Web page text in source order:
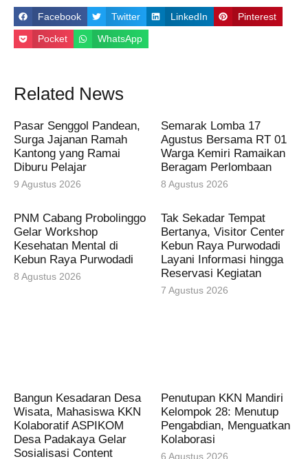
Facebook Twitter LinkedIn Pinterest
Pocket WhatsApp
Related News
Pasar Senggol Pandean,
Surga Jajanan Ramah
Kantong yang Ramai
Diburu Pelajar
9 Agustus 2026
Semarak Lomba 17
Agustus Bersama RT 01
Warga Kemiri Ramaikan
Beragam Perlombaan
8 Agustus 2026
PNM Cabang Probolinggo
Gelar Workshop
Kesehatan Mental di
Kebun Raya Purwodadi
8 Agustus 2026
Tak Sekadar Tempat
Bertanya, Visitor Center
Kebun Raya Purwodadi
Layani Informasi hingga
Reservasi Kegiatan
7 Agustus 2026
Bangun Kesadaran Desa
Wisata, Mahasiswa KKN
Kolaboratif ASPIKOM
Desa Padakaya Gelar
Sosialisasi Content
Penutupan KKN Mandiri
Kelompok 28: Menutup
Pengabdian, Menguatkan
Kolaborasi
6 Agustus 2026